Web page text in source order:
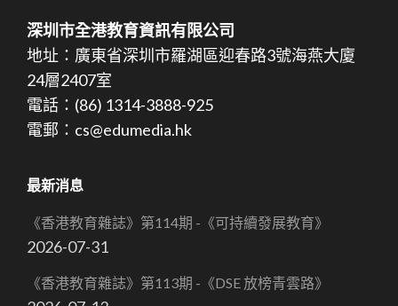
深圳市全港教育資訊有限公司
地址：廣東省深圳市羅湖區迎春路3號海燕大廈
24層2407室
電話：(86) 1314-3888-925
電郵：cs@edumedia.hk
最新消息
《香港教育雜誌》第114期 -《可持續發展教育》
2026-07-31
《香港教育雜誌》第113期 -《DSE 放榜青雲路》